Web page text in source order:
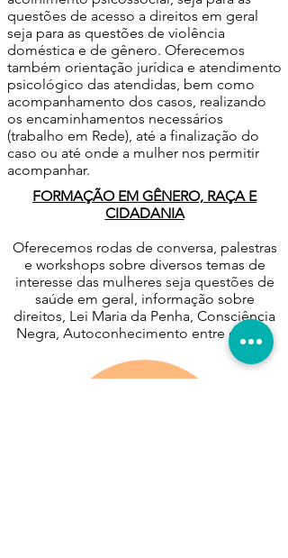
questões de acesso a direitos em geral
seja para as questões de violência
doméstica e de gênero. Oferecemos
também orientação jurídica e atendimento
psicológico das atendidas, bem como
acompanhamento dos casos, realizando
os encaminhamentos necessários
(trabalho em Rede), até a finalização do
caso ou até onde a mulher nos permitir
acompanhar.
FORMAÇÃO EM GÊNERO, RAÇA E
CIDADANIA
Oferecemos rodas de conversa, palestras
e workshops sobre diversos temas de
interesse das mulheres seja questões de
saúde em geral, informação sobre
direitos, Lei Maria da Penha, Consciência
Negra, Autoconhecimento entre outros.